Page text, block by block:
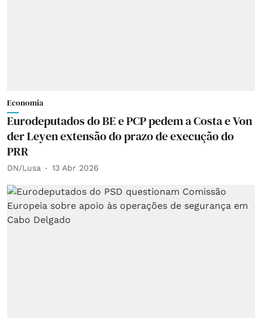
Economia
Eurodeputados do BE e PCP pedem a Costa e Von
der Leyen extensão do prazo de execução do
PRR
DN/Lusa 13 Abr 2026